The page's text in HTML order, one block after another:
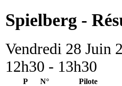
Spielberg -
Vendredi 28 Juin
12h30 - 13h30
P N° Pilote